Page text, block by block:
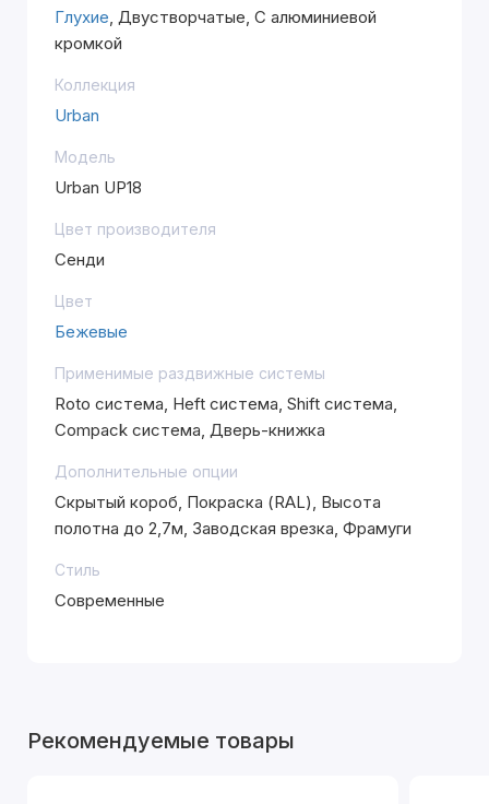
Глухие, Двустворчатые, С алюминиевой
кромкой
Коллекция
Urban
Модель
Urban UP18
Цвет производителя
Сенди
Цвет
Бежевые
Применимые раздвижные системы
Roto система, Heft система, Shift система,
Compack система, Дверь-книжка
Дополнительные опции
Скрытый короб, Покраска (RAL), Высота
полотна до 2,7м, Заводская врезка, Фрамуги
Стиль
Современные
Рекомендуемые товары